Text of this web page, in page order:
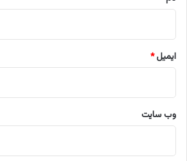
ایمیل*
وب‌ سایت